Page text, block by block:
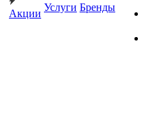
Акции
Услуги Бренды